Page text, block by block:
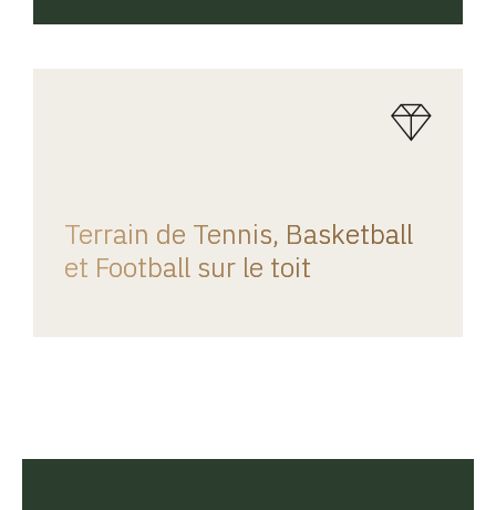
Terrain de Tennis, Basketball
et Football sur le toit